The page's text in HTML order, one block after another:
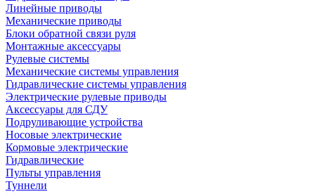
Линейные приводы
Механические приводы
Блоки обратной связи руля
Монтажные аксессуары
Рулевые системы
Механические системы управления
Гидравлические системы управления
Электрические рулевые приводы
Аксессуары для СДУ
Подруливающие устройства
Носовые электрические
Кормовые электрические
Гидравлические
Пульты управления
Туннели